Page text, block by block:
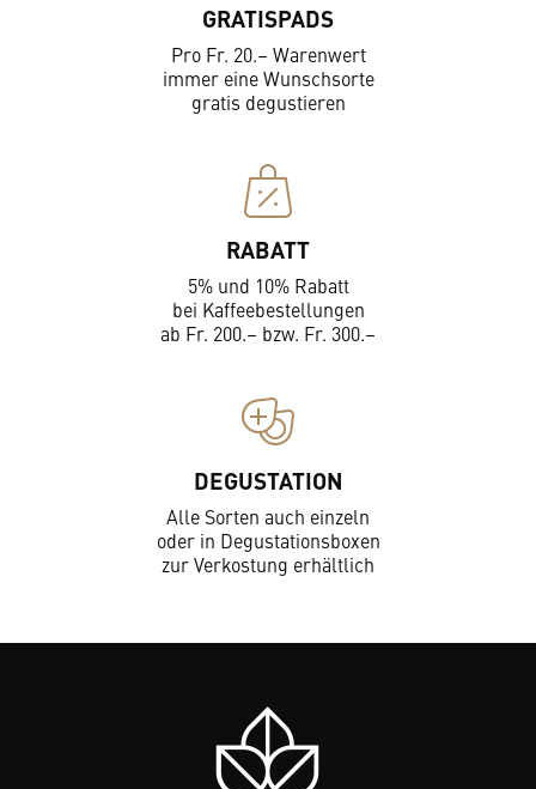
GRATISPADS
Pro Fr. 20.– Warenwert
immer eine Wunschsorte
gratis degustieren
RABATT
5% und 10% Rabatt
bei Kaffeebestellungen
ab Fr. 200.– bzw. Fr. 300.–
DEGUSTATION
Alle Sorten auch einzeln
oder in Degustationsboxen
zur Verkostung erhältlich